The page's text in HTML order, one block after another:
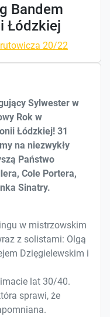
Bandem
Łódzkiej
20/22
Sylwester w
Rok w
Łódzkiej! 31
na niezwykły
Państwo
Cole Portera,
Sinatry.
w mistrzowskim
z solistami: Olgą
Dzięgielewskim i
lat 30/40.
sprawi, że